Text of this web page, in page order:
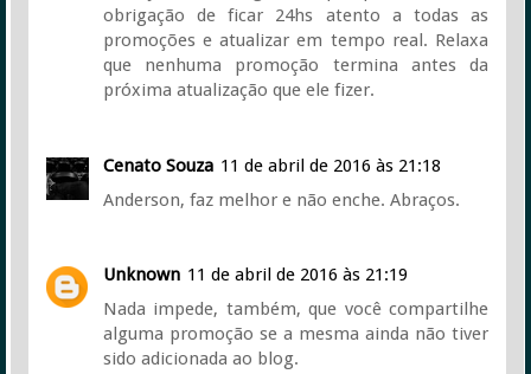
obrigação de ficar 24hs atento a todas as
promoções e atualizar em tempo real. Relaxa
que nenhuma promoção termina antes da
próxima atualização que ele fizer.
Cenato Souza 11 de abril de 2016 às 21:18
Anderson, faz melhor e não enche. Abraços.
Unknown 11 de abril de 2016 às 21:19
Nada impede, também, que você compartilhe
alguma promoção se a mesma ainda não tiver
sido adicionada ao blog.